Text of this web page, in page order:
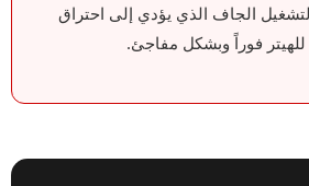
الجاف الذي يؤدي إلى احتراق
للهيتر فوراً وبشكل مفاجئ.